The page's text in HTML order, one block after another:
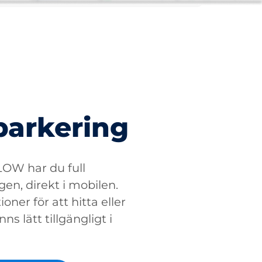
har du full
direkt i mobilen.
för att hitta eller
lätt tillgängligt i